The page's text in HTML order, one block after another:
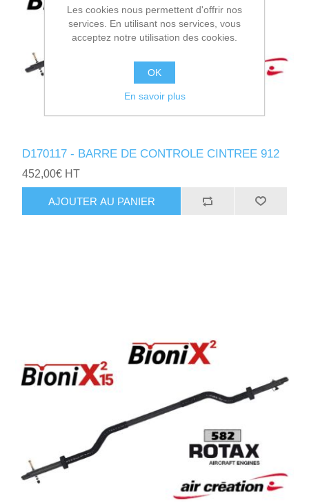
D170117 - BARRE DE CONTROLE CINTREE 912
452,00€ HT
AJOUTER AU PANIER
Les cookies nous permettent d'offrir nos
services. En utilisant nos services, vous
acceptez notre utilisation des cookies.
OK
En savoir plus